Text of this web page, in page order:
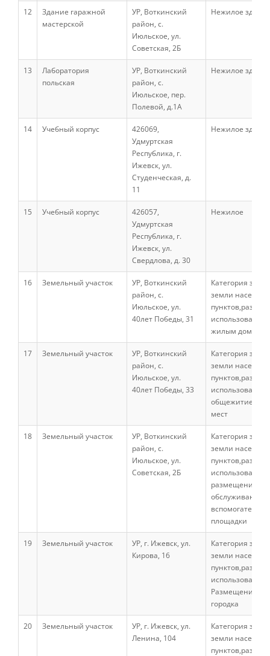
Абитуриенту
Информация в формате Рособрнадзора
Направления подготовки
Документы для поступления
Вступительные испытания
Общежития
Среднее профессиональное
Высшее на базе СПО, второе высшее
Конкурсные списки абитуриентов
12
Здание гаражной
мастерской
УР, Воткинский
район, с.
Июльское, ул.
Советская, 2Б
Нежилое
13
Лаборатория
польская
УР, Воткинский
район, с.
Июльское, пер.
Полевой, д.1А
Нежилое
14 Учебный корпус
426069,
Удмуртская
Республика, г.
Ижевск, ул.
Студенческая, д.
11
Нежилое
15 Учебный корпус
426057,
Удмуртская
Республика, г.
Ижевск, ул.
Свердлова, д. 30
Нежилое
16 Земельный участок
УР, Воткинский
район, с.
Июльское, ул.
40лет Победы, 31
Категория
земли
использование:
жилым домом
17 Земельный участок
УР, Воткинский
район, с.
Июльское, ул.
40лет Победы, 33
Категория
земли
использование:
общежитием на
мест
18 Земельный участок
УР, Воткинский
район, с.
Июльское, ул.
Советская, 2Б
Категория
земли
использование:
размещение и
обслуживание
площадки
19 Земельный участок
УР, г. Ижевск, ул.
Кирова, 16
Категория
земли
использование:
Размещение
городка
20 Земельный участок
УР, г. Ижевск, ул.
Ленина, 104
Категория
земли